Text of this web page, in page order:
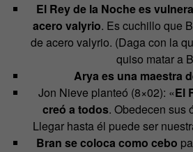
El Rey de la Noche es
acero valyrio. Es cuchillo que
de acero valyrio. (Daga con la
quiso matar a
Arya es una maestra
Jon Nieve planteó (8×02): «El
creó a todos. Obedecen sus
Llegar hasta él puede ser
Bran se coloca como cebo